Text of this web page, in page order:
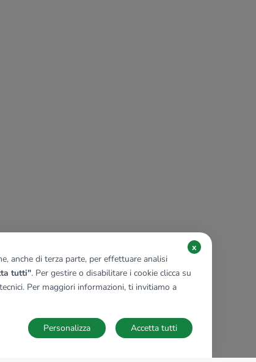
anche di terza parte, per effettuare analisi
tutti". Per gestire o disabilitare i cookie clicca su
Per maggiori informazioni, ti invitiamo a
x
Accetta tutti
Personalizza